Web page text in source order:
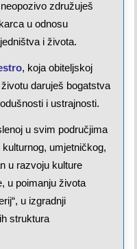
združuješ
u odnosu
i života.
, koja obiteljskoj
daruješ bogatstva
i ustrajnosti.
u svim područjima
umjetničkog,
u razvoju kulture
u poimanju života
u izgradnji
struktura